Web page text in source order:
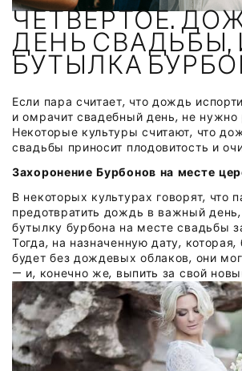
ЧЕТВЁРТОЕ.
ДЕНЬ СВАДЬБЫ,
БУТЫЛКА
Если пара считает, что дождь
и омрачит свадебный день, не нужно
Некоторые культуры считают, что
свадьбы приносит плодовитость и
Захоронение Бурбонов на месте
В некоторых культурах говорят, что
предотвратить дождь в важный
бутылку бурбона на месте свадьбы
Тогда, на назначенную дату, которая,
будет без дождевых облаков, они
— и, конечно же, выпить за свой